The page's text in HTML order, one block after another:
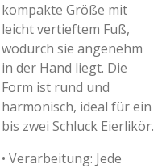
kompakte Größe mit
leicht vertieftem Fuß,
wodurch sie angenehm
in der Hand liegt. Die
Form ist rund und
harmonisch, ideal für ein
bis zwei Schluck Eierlikör.
• Verarbeitung: Jede